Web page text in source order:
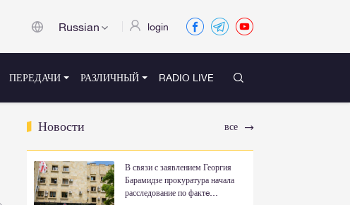
Russian login
ПЕРЕДАЧИ РАЗЛИЧНЫЙ RADIO LIVE
Новости все
В связи с заявлением Георгия
Барамидзе прокуратура начала
расследование по фактe